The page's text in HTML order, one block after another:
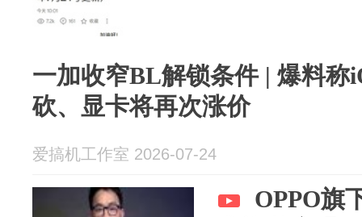
一加收窄BL解锁条件 | 爆料称
砍、显卡将再次涨价
爱搞机工作室 2026-07-24
OPPO旗